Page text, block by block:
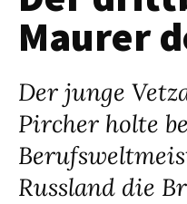
Maurer
Der junge
Pircher holte
Russland die